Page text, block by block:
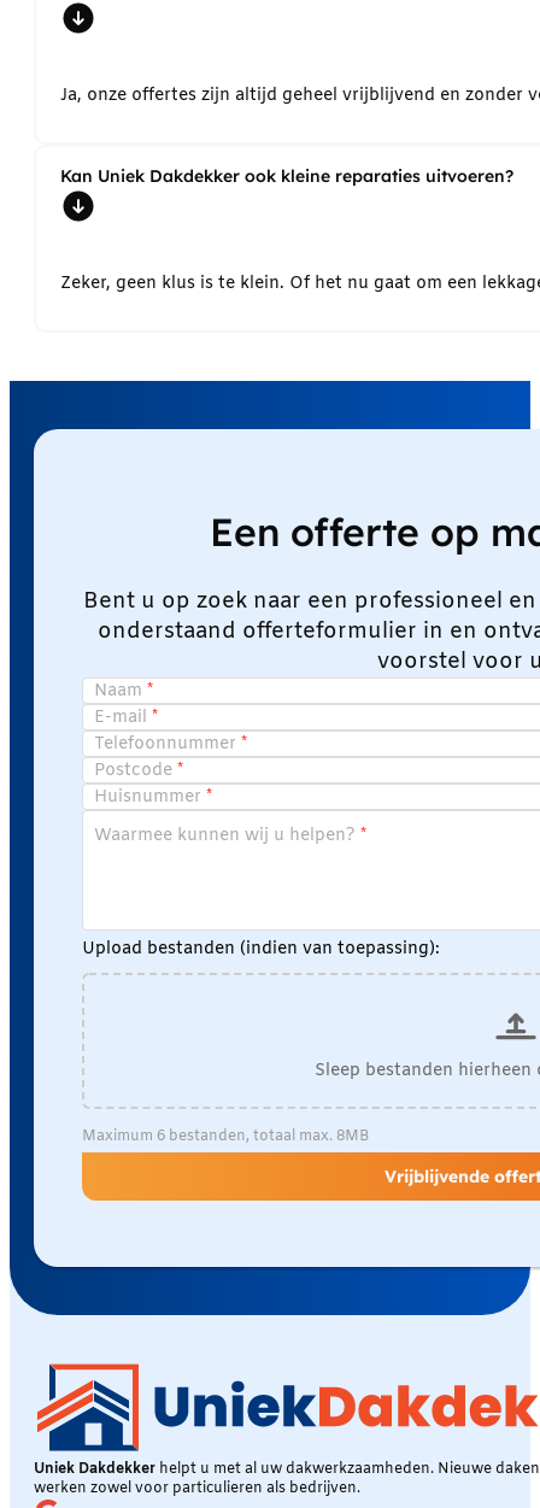
Ja, onze offertes zijn altijd geheel vrijblijvend en
Kan Uniek Dakdekker ook kleine reparaties uitvoeren?
Zeker, geen klus is te klein. Of het nu gaat om een
Een offerte op
Bent u op zoek naar een professioneel
onderstaand offerteformulier in en
voorstel voor
Naam
E-mail
Telefoonnummer
Postcode
Huisnummer
Waarmee kunnen wij u helpen?
Upload bestanden (indien van toepassing):
Sleep bestanden
Maximum 6 bestanden, totaal max. 8MB
Vrijblijvende
Uniek Dakdekker helpt u met al uw dakwerkzaamheden. Nieuwe
werken zowel voor particulieren als bedrijven.